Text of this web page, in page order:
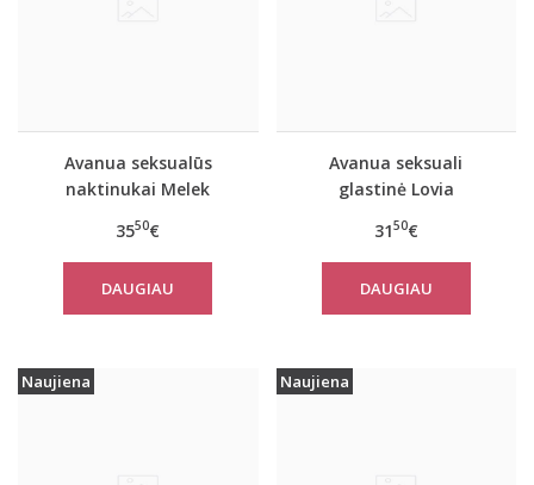
Avanua seksualūs
naktinukai Melek
3550€
DAUGIAU
Avanua seksuali
glastinė Lovia
3150€
DAUGIAU
Naujiena Naujiena